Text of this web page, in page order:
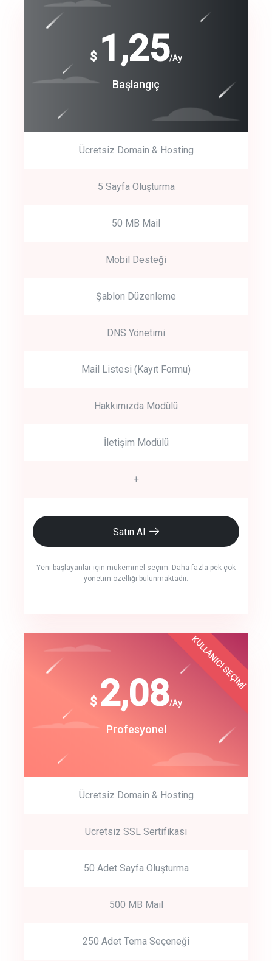
$ 1,25/Ay
Başlangıç
Ücretsiz Domain & Hosting
5 Sayfa Oluşturma
50 MB Mail
Mobil Desteği
Şablon Düzenleme
DNS Yönetimi
Mail Listesi (Kayıt Formu)
Hakkımızda Modülü
İletişim Modülü
+
Satın Al
Yeni başlayanlar için mükemmel seçim. Daha fazla pek çok
yönetim özelliği bulunmaktadır.
Free
Basic
crm auto cync
track energy costs
Get Started
Start by trying our service for 30 days free trial no credit card
$ 2,08/Ay
Profesyonel
KULLANICI SEÇİMİ
Ücretsiz Domain & Hosting
Ücretsiz SSL Sertifikası
50 Adet Sayfa Oluşturma
500 MB Mail
250 Adet Tema Seçeneği
$
180
Start Up
Best Choice